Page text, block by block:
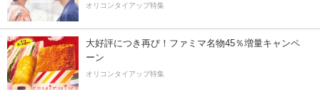
オリコンタイアップ特集
大好評につき再び！ファミマ名物45％増量キャンペ
ーン
オリコンタイアップ特集